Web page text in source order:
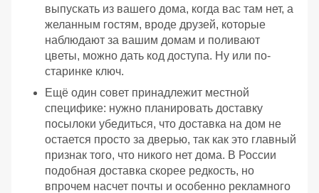
выпускать из вашего дома, когда вас там нет, а
желанным гостям, вроде друзей, которые
наблюдают за вашим домам и поливают
цветы, можно дать код доступа. Ну или по-
старинке ключ.
Ещё один совет принадлежит местной
специфике: нужно планировать доставку
посылоки убедиться, что доставка на дом не
остается просто за дверью, так как это главный
признак того, что никого нет дома. В России
подобная доставка скорее редкость, но
впрочем насчет почты и особенно рекламного